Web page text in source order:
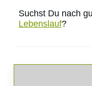
Suchst Du nach
Lebenslauf?